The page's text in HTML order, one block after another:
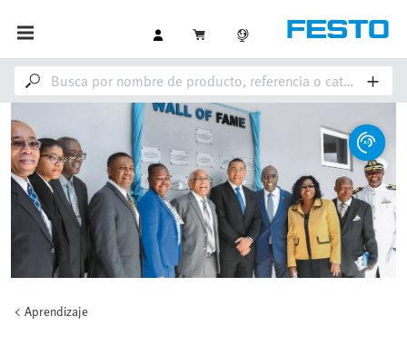
Aprendizaje